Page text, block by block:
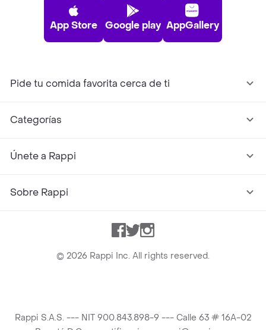
App Store Google play AppGallery
Pide tu comida favorita cerca de ti
Categorías
Únete a Rappi
Sobre Rappi
Facebook
TwitterInstagram
© 2026 Rappi Inc. All rights reserved.
Rappi S.A.S. --- NIT 900.843.898-9 --- Calle 63 # 16A-02